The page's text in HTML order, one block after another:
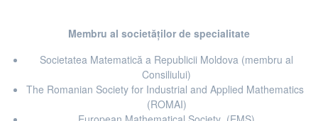
Membru al societăților de specialitate
Societatea Matematică a Republicii Moldova (membru al
Consiliului)
The Romanian Society for Industrial and Applied Mathematics
(ROMAI)